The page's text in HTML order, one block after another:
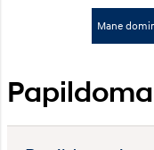
Mane